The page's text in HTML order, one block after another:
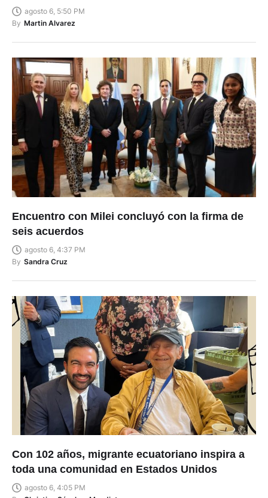
agosto 6, 5:50 PM
By Martin Alvarez
Encuentro con Milei concluyó con la firma de
seis acuerdos
agosto 6, 4:37 PM
By Sandra Cruz
Con 102 años, migrante ecuatoriano inspira a
toda una comunidad en Estados Unidos
agosto 6, 4:05 PM